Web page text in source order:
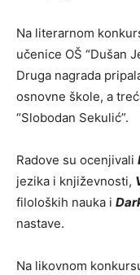
Na literarnom
učenice OŠ “Dušan
Druga nagrada
osnovne škole, a
“Slobodan Sekulić”.
Radove su ocenjivali
jezika i književnosti,
filoloških nauka i
nastave.
Na likovnom